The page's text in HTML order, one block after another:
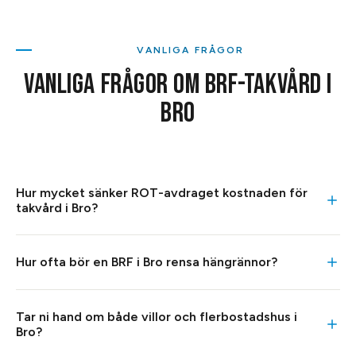
VANLIGA FRÅGOR
VANLIGA FRÅGOR OM BRF-TAKVÅRD I
BRO
Hur mycket sänker ROT-avdraget kostnaden för
takvård i Bro?
och vi drar av det direkt på fakturan så att du betalar
nettobeloppet. Avdraget gäller arbetstid, inte material, och
förutsätter att du äger din bostad och har
avdragsutrymme kvar för året. För en
Hur ofta bör en BRF i Bro rensa hängrännor?
på hösten efter lövfällning. På de stora takytorna i Finnsta
Tar ni hand om både villor och flerbostadshus i
Bro?